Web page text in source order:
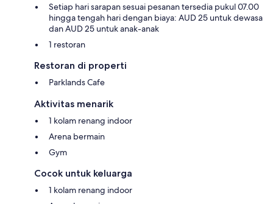
Setiap hari sarapan sesuai pesanan tersedia pukul 07.00
hingga tengah hari dengan biaya: AUD 25 untuk dewasa
dan AUD 25 untuk anak-anak
1 restoran
Restoran di properti
Parklands Cafe
Aktivitas menarik
1 kolam renang indoor
Arena bermain
Gym
Cocok untuk keluarga
1 kolam renang indoor